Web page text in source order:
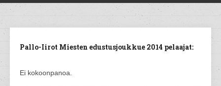
Pallo-Iirot Miesten edustusjoukkue 2014 pelaajat:
Ei kokoonpanoa.